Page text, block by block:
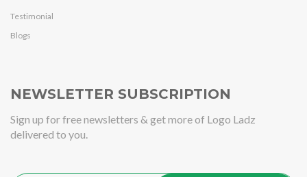
Testimonial
Blogs
NEWSLETTER SUBSCRIPTION
Sign up for free newsletters & get more of Logo Ladz
delivered to you.